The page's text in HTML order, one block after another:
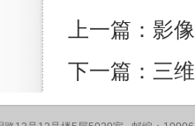
上一篇：影
下一篇：三